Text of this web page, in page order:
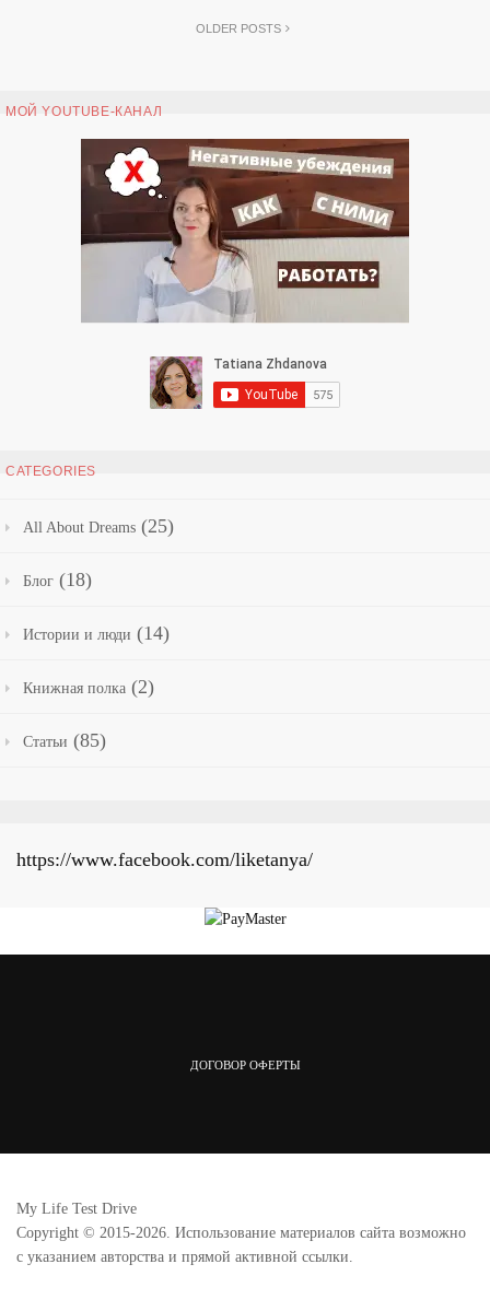
OLDER POSTS
МОЙ YOUTUBE-КАНАЛ
CATEGORIES
All About Dreams (25)
Блог (18)
Истории и люди (14)
Книжная полка (2)
Статьи (85)
https://www.facebook.com/liketanya/
ДОГОВОР ОФЕРТЫ
My Life Test Drive
Copyright © 2015-2026. Использование материалов сайта возможно
с указанием авторства и прямой активной ссылки.